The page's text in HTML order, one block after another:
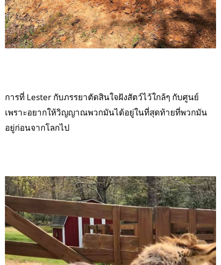
การที่ Lester กับภรรยาตัดสินใจฝังสัตว์ไว้ใกล้ๆ กับศูนย์
เพราะอยากให้วิญญาณพวกมันได้อยู่ในที่สุดท้ายที่พวกมัน
อยู่ก่อนจากโลกไป